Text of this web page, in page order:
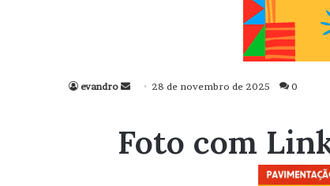
evandro
Mande
mail
28 de novembro de 2025 0
Foto com